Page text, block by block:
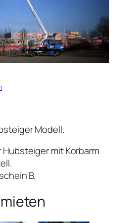
Modell.
mit Korbarm
B.